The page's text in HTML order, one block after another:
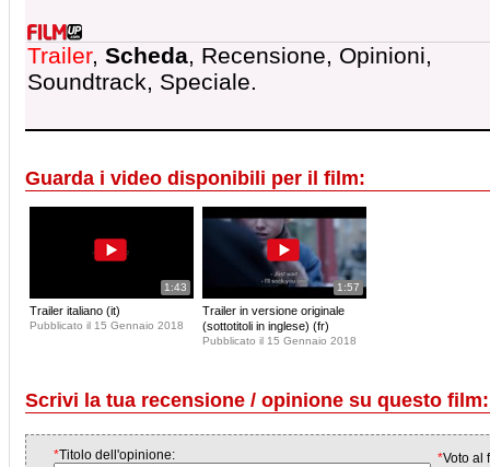
Trailer, Scheda, Recensione, Opinioni,
Soundtrack, Speciale.
Guarda i video disponibili per il film:
1:43
Trailer italiano (it)
Pubblicato il 15 Gennaio 2018
1:57
Trailer in versione originale
(sottotitoli in inglese) (fr)
Pubblicato il 15 Gennaio 2018
Scrivi la tua recensione / opinione su questo
*Titolo dell'opinione: *Voto al